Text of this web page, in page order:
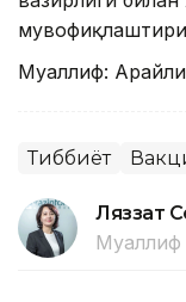
Муаллиф:
Тиббиёт
Ляззат
Муаллиф